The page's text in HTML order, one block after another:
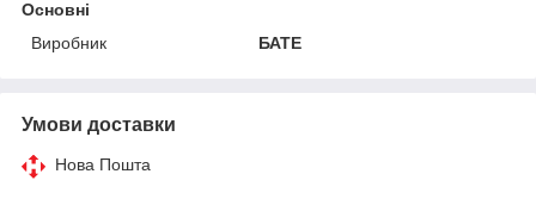
Основні
Виробник
БАТЕ
Умови доставки
Нова Пошта